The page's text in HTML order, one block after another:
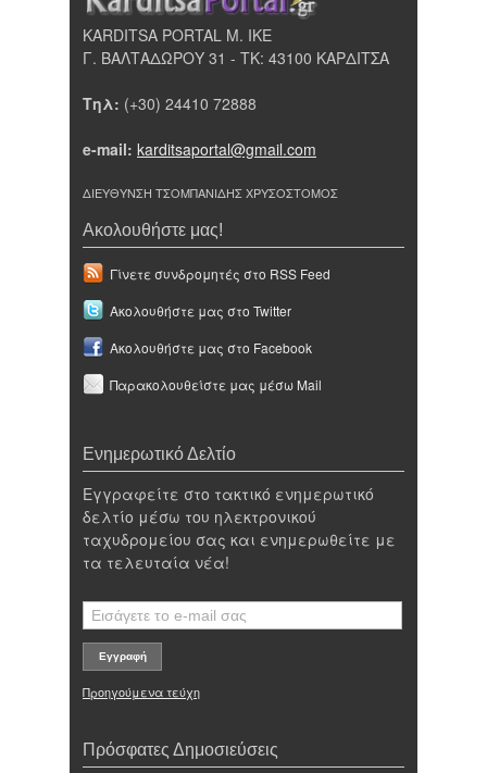
KARDITSA PORTAL Μ. ΙΚΕ
Γ. ΒΑΛΤΑΔΩΡΟΥ 31 - ΤΚ: 43100 ΚΑΡΔΙΤΣΑ
Τηλ: (+30) 24410 72888
e-mail: karditsaportal@gmail.com
ΔΙΕΥΘΥΝΣΗ ΤΣΟΜΠΑΝΙΔΗΣ ΧΡΥΣΟΣΤΟΜΟΣ
Ακολουθήστε μας!
Γίνετε συνδρομητές στο RSS Feed
Ακολουθήστε μας στο Twitter
Ακολουθήστε μας στο Facebook
Παρακολουθείστε μας μέσω Mail
Ενημερωτικό Δελτίο
Εγγραφείτε στο τακτικό ενημερωτικό
δελτίο μέσω του ηλεκτρονικού
ταχυδρομείου σας και ενημερωθείτε με
τα τελευταία νέα!
Προηγούμενα τεύχη
Πρόσφατες Δημοσιεύσεις